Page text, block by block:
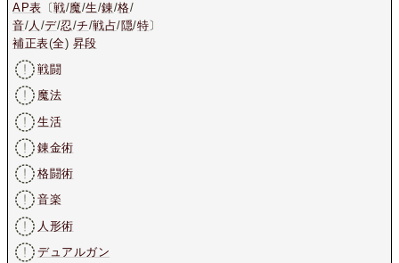
AP表 〔戦/魔/生/錬/格/
音/人 /デ/忍/チ/戦占/隠/特〕
補正表(全) 昇段
戦闘
魔法
生活
錬金術
格闘術
音楽
人形術
デュアルガン